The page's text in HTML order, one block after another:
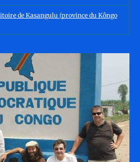
de Kasangulu (province du Kôngo